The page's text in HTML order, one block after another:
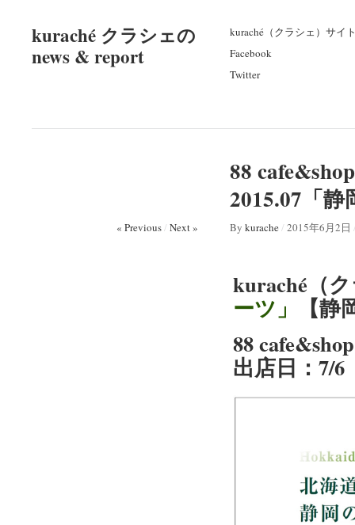
kuraché クラシェの
news & report
kuraché（クラシェ）サイ
Facebook
Twitter
88
2015.07「
« Previous/ Next » By kurache/ 2015年6月2日
kuraché（
ーツ」
【
88
出店日：7/6